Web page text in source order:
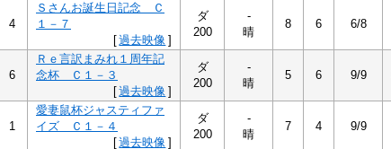
4
Ｓさんお誕生日記念 Ｃ
１－７
[過去映像 ]
ダ
200
-
晴
8 6 6/8
6
Ｒｅ言訳まみれ１周年記
念杯 Ｃ１－３
[過去映像 ]
ダ
200
-
晴
5 6 9/9
1
愛妻鼠杯ジャスティファ
イズ Ｃ１－４
[過去映像 ]
ダ
200
-
晴
7 4 9/9